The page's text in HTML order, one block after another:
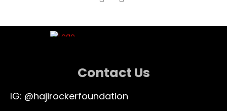
Contact Us
IG: @hajirockerfoundation